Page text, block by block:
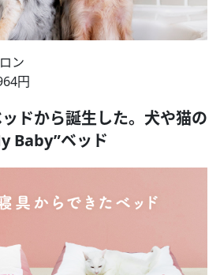
ン
円
ドから誕生した。犬や猫の
Baby”ベッド